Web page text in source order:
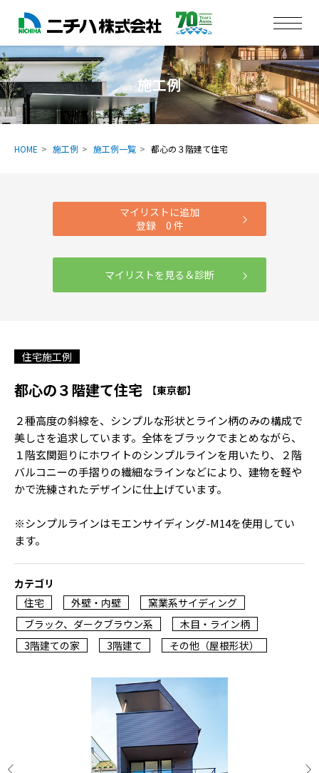
施工例
HOME 施工例 施工例一覧 都心の３階建て住宅
マイリストに追加
登録 0 件
マイリストを見る＆診断
住宅施工例
都心の３階建て住宅 【東京都】
２種高度の斜線を、シンプルな形状とライン柄のみの構成で
美しさを追求しています。全体をブラックでまとめながら、
１階玄関廻りにホワイトのシンプルラインを用いたり、２階
バルコニーの手摺りの繊細なラインなどにより、建物を軽や
かで洗練されたデザインに仕上げています。
※シンプルラインはモエンサイディング-M14を使用してい
ます。
カテゴリ
住宅
外壁・内壁
窯業系サイディング
ブラック、ダークブラウン系
木目・ライン柄
3階建ての家
3階建て その他（屋根形状）